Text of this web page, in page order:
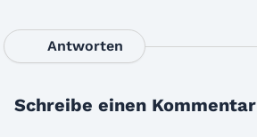
Antworten
Schreibe einen Kommentar